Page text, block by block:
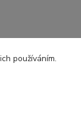
používáním.